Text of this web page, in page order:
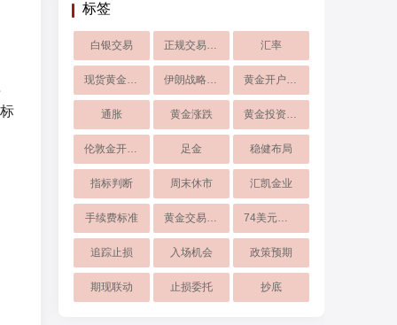
标签
白银交易 正规交易平台 汇率
现货黄金走势 伊朗战略筹码 黄金开户交易
通胀 黄金涨跌 黄金投资指南
伦敦金开户交易 足金 稳健布局
指标判断 周末休市 汇凯金业
手续费标准 黄金交易时间 74美元支撑
追踪止损 入场机会 政策预期
期现联动 止损委托 抄底